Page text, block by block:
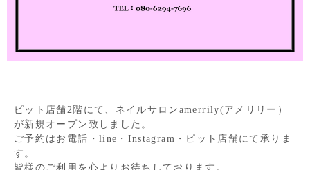
ピット店舗2階にて、ネイルサロンamerrily(アメリリー）
が新規オープン致しました。
ご予約はお電話・line・Instagram・ピット店舗にて承りま
す。
皆様のご利用を心よりお待ちしております。